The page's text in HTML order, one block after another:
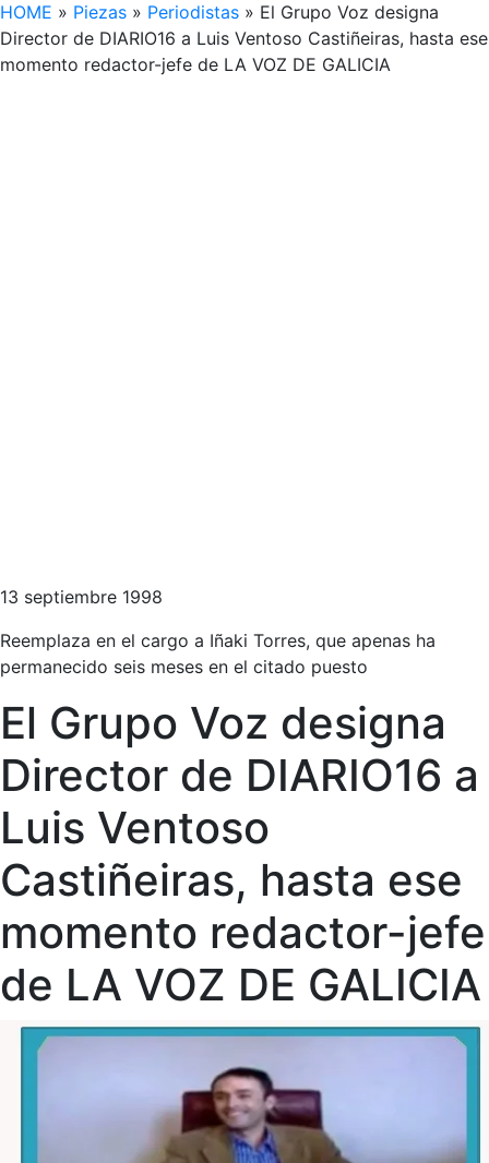
HOME » Piezas » Periodistas » El Grupo Voz designa
Director de DIARIO16 a Luis Ventoso Castiñeiras, hasta ese
momento redactor-jefe de LA VOZ DE GALICIA
13 septiembre 1998
Reemplaza en el cargo a Iñaki Torres, que apenas ha
permanecido seis meses en el citado puesto
El Grupo Voz designa
Director de DIARIO16 a
Luis Ventoso
Castiñeiras, hasta ese
momento redactor-jefe
de LA VOZ DE GALICIA